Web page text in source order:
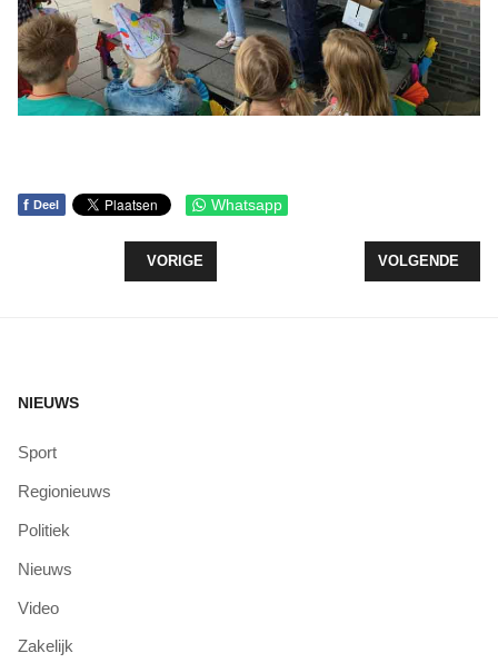
f Deel Whatsapp
VORIG ARTIKEL: TNO SCHIET GATEN IN PLAN
VORIGE VOLGENDE
VOLGENDE
NIEUWS
Sport
Regionieuws
Politiek
Nieuws
Video
Zakelijk